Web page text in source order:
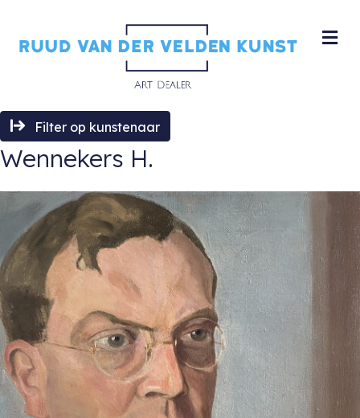
Filter op kunstenaar
Wennekers H.